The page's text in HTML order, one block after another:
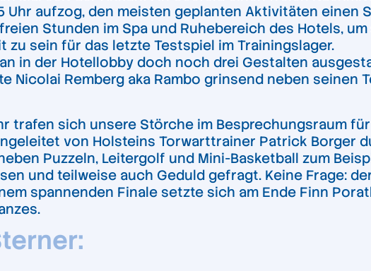
Uhr aufzog, den meisten geplanten Aktivitäten einen
Stunden im Spa und Ruhebereich des Hotels,
sein für das letzte Testspiel im Trainingslager.
in der Hotellobby doch noch drei Gestalten
Nicolai Remberg aka Rambo grinsend neben seinen
trafen sich unsere Störche im Besprechungsraum
von Holsteins Torwarttrainer Patrick Borger
Puzzeln, Leitergolf und Mini-Basketball zum
und teilweise auch Geduld gefragt. Keine Frage:
spannenden Finale setzte sich am Ende Finn